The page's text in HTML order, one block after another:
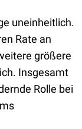
uneinheitlich.
Rate an
größere
Insgesamt
Rolle bei